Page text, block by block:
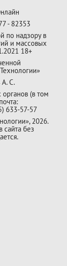
- 82353
по надзору в
и массовых
18+
А. С.
(в том
633-57-57
2026.
без